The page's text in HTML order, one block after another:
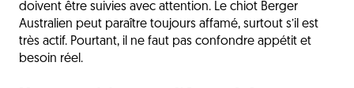
doivent être suivies avec attention. Le chiot Berger
Australien peut paraître toujours affamé, surtout s’il est
très actif. Pourtant, il ne faut pas confondre appétit et
besoin réel.